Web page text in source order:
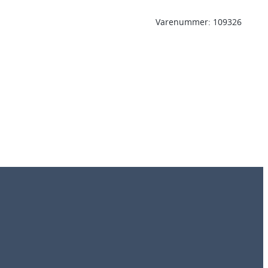
Varenummer: 109326